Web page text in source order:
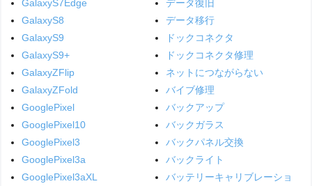
GalaxyS7Edge
GalaxyS8
GalaxyS9
GalaxyS9+
GalaxyZFlip
GalaxyZFold
GooglePixel
GooglePixel10
GooglePixel3
GooglePixel3a
GooglePixel3aXL
データ復旧
データ移行
ドックコネクタ
ドックコネクタ修理
ネットにつながらない
バイブ修理
バックアップ
バックガラス
バックパネル交換
バックライト
バッテリーキャリブレーショ